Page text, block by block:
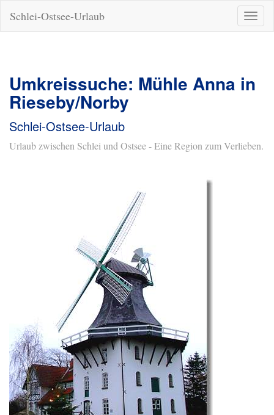
ein-/
Schlei-Ostsee-Urlaub
Umkreissuche: Mühle Anna in
Rieseby/Norby
Schlei-Ostsee-Urlaub
Urlaub zwischen Schlei und Ostsee - Eine Region zum Verlieben.